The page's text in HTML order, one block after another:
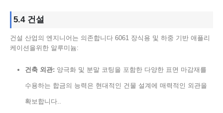
5.4 건설
건설 산업의 엔지니어는 의존합니다 6061 장식용 및 하중 기반 애플리
케이션을위한 알루미늄:
건축 외관: 양극화 및 분말 코팅을 포함한 다양한 표면 마감재를
수용하는 합금의 능력은 현대적인 건물 설계에 매력적인 외관을
확보합니다..